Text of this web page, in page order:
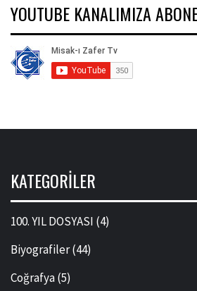
YOUTUBE KANALIMIZA
KATEGORILER
100. YIL DOSYASI (4)
Biyografiler(44)
Coğrafya(5)